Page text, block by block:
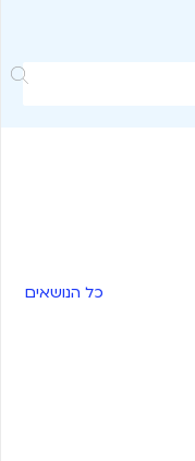

כל הנושאים